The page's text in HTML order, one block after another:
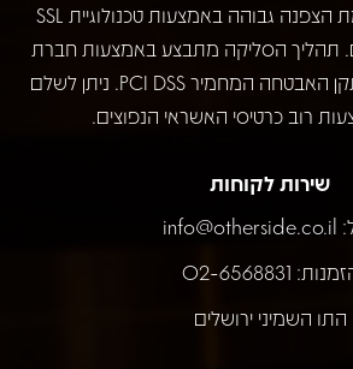
האתר מאובטח ברמת הצפנה גבוהה באמצעות טכנולוגיית SSL
תהליך הסליקה מתבצע באמצעות חברת
COMAX בהתאם לתקן האבטחה המחמיר PCI DSS. ניתן לשלם
רוב כרטיסי האשראי הנפוצים.
שירות לקוחות
info@otherside.co.il
02-6568831
התו השמיני ירושלים